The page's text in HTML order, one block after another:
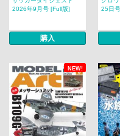
2026年9月号 [Full版]
購入
25日
NEW!